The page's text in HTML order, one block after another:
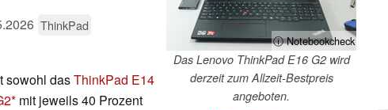
ⓘ Notebookcheck
Das Lenovo ThinkPad E16 G2 wird
derzeit zum Allzeit-Bestpreis
angeboten.
ThinkPad
sowohl dasThinkPad E14
mit jeweils 40 Prozent